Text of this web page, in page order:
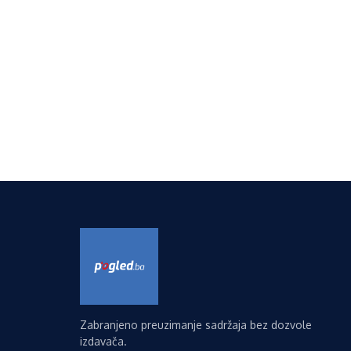
Zabranjeno preuzimanje sadržaja bez dozvole
izdavača.